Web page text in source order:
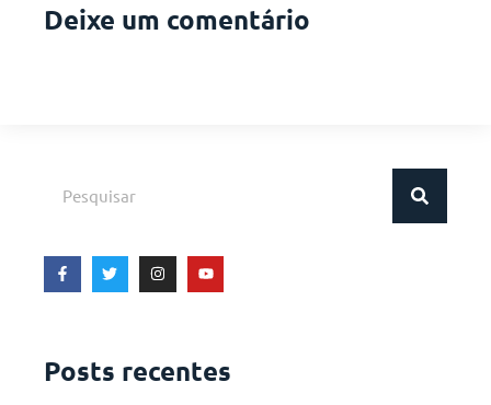
Deixe um comentário
Posts recentes